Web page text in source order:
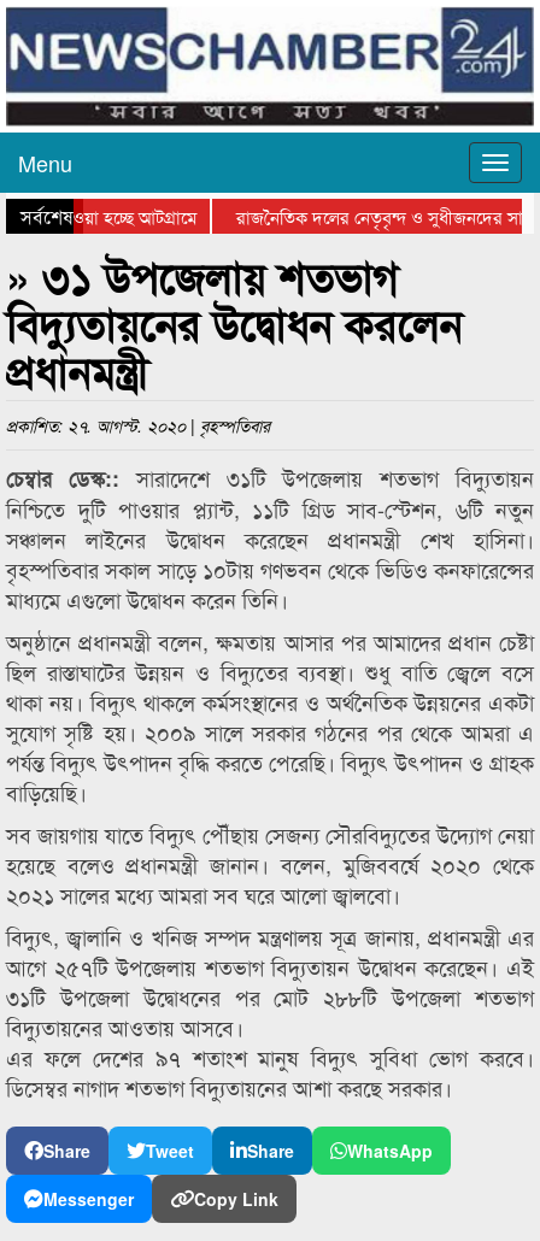
Menu
সর্বশেষ
যাওয়া হচ্ছে আটগ্রামে
রাজনৈতিক দলের নেতৃবৃন্দ ও সুধীজনদের সাথে
পুরস্কার বিতরণ সম্পন্ন
» ৩১ উপজেলায় শতভাগ
বিদ্যুতায়নের উদ্বোধন করলেন
প্রধানমন্ত্রী
প্রকাশিত: ২৭. আগস্ট. ২০২০ | বৃহস্পতিবার
চেম্বার ডেস্ক::সারাদেশে ৩১টি উপজেলায় শতভাগ বিদ্যুতায়ন
নিশ্চিতে দুটি পাওয়ার প্ল্যান্ট, ১১টি গ্রিড সাব-স্টেশন, ৬টি নতুন
সঞ্চালন লাইনের উদ্বোধন করেছেন প্রধানমন্ত্রী শেখ হাসিনা।
বৃহস্পতিবার সকাল সাড়ে ১০টায় গণভবন থেকে ভিডিও কনফারেন্সের
মাধ্যমে এগুলো উদ্বোধন করেন তিনি।
অনুষ্ঠানে প্রধানমন্ত্রী বলেন, ক্ষমতায় আসার পর আমাদের প্রধান চেষ্টা
ছিল রাস্তাঘাটের উন্নয়ন ও বিদ্যুতের ব্যবস্থা। শুধু বাতি জ্বেলে বসে
থাকা নয়। বিদ্যুৎ থাকলে কর্মসংস্থানের ও অর্থনৈতিক উন্নয়নের একটা
সুযোগ সৃষ্টি হয়। ২০০৯ সালে সরকার গঠনের পর থেকে আমরা এ
পর্যন্ত বিদ্যুৎ উৎপাদন বৃদ্ধি করতে পেরেছি। বিদ্যুৎ উৎপাদন ও গ্রাহক
বাড়িয়েছি।
সব জায়গায় যাতে বিদ্যুৎ পৌঁছায় সেজন্য সৌরবিদ্যুতের উদ্যোগ নেয়া
হয়েছে বলেও প্রধানমন্ত্রী জানান। বলেন, মুজিববর্ষে ২০২০ থেকে
২০২১ সালের মধ্যে আমরা সব ঘরে আলো জ্বালবো।
বিদ্যুৎ, জ্বালানি ও খনিজ সম্পদ মন্ত্রণালয় সূত্র জানায়, প্রধানমন্ত্রী এর
আগে ২৫৭টি উপজেলায় শতভাগ বিদ্যুতায়ন উদ্বোধন করেছেন। এই
৩১টি উপজেলা উদ্বোধনের পর মোট ২৮৮টি উপজেলা শতভাগ
বিদ্যুতায়নের আওতায় আসবে।
এর ফলে দেশের ৯৭ শতাংশ মানুষ বিদ্যুৎ সুবিধা ভোগ করবে।
ডিসেম্বর নাগাদ শতভাগ বিদ্যুতায়নের আশা করছে সরকার।
Share Tweet Share
WhatsApp
Messenger
Copy Link